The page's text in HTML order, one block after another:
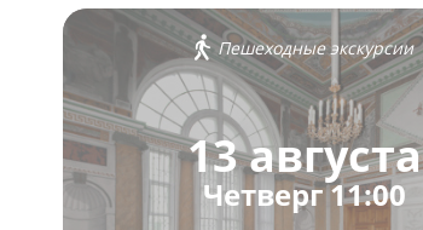
Пешеходные экскурсии
13 августа
Четверг 11:00